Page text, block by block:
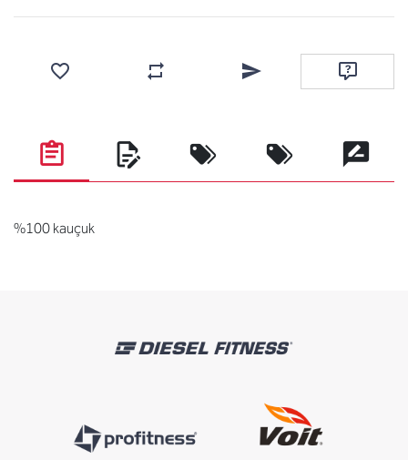
Karşılaştırma listesine ekleArkadaşına e-posta ile
Soru sor
%100 kauçuk